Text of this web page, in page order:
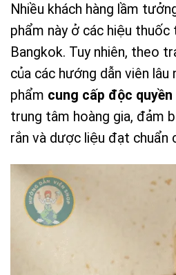
Nhiều khách hàng lầm
phẩm này ở các hiệu
Bangkok. Tuy nhiên, theo
của các hướng dẫn viên lâu
phẩm cung cấp độc quyền
trung tâm hoàng gia, đảm
rắn và dược liệu đạt chuẩn